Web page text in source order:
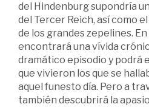
del Hindenburg supondría
del Tercer Reich, así como
de los grandes zepelines.
encontrará una vívida
dramático episodio y
que vivieron los que se
aquel funesto día. Pero a
también descubrirá la